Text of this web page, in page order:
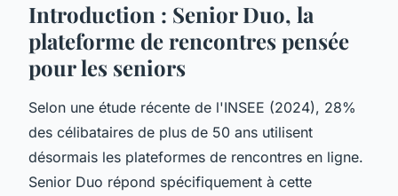
Introduction : Senior Duo, la
plateforme de rencontres pensée
pour les seniors
Selon une étude récente de l'INSEE (2024), 28%
des célibataires de plus de 50 ans utilisent
désormais les plateformes de rencontres en ligne.
Senior Duo répond spécifiquement à cette